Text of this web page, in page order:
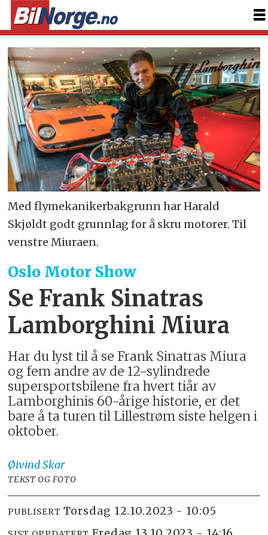
Med flymekanikerbakgrunn har Harald
Skjøldt godt grunnlag for å skru motorer. Til
venstre Miuraen.
Oslo Motor Show
Se Frank Sinatras
Lamborghini Miura
Har du lyst til å se Frank Sinatras Miura
og fem andre av de 12-sylindrede
supersportsbilene fra hvert tiår av
Lamborghinis 60-årige historie, er det
bare å ta turen til Lillestrøm siste helgen i
oktober.
ØivindSkar
TEKST OG FOTO
PUBLISERT torsdag 12.10.2023 - 10:05